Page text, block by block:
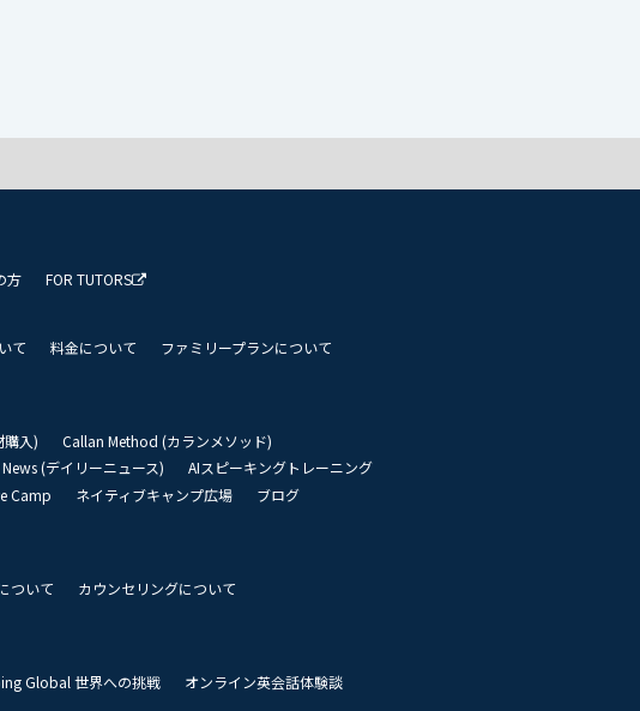
方 FOR TUTORS
て 料金について
ファミリープランについて
購入)
Callan Method (カランメソッド)
(デイリーニュース)
AIスピーキングトレーニング
Camp ネイティブキャンプ広場
ブログ
ついて
カウンセリングについて
Global 世界への挑戦
オンライン英会話体験談